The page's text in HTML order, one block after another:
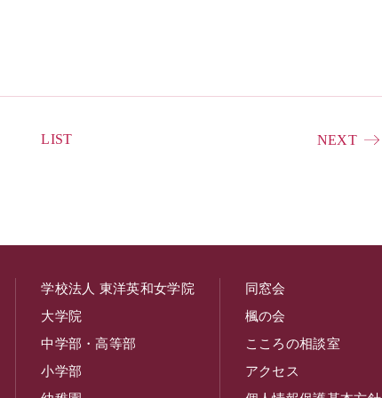
LIST NEXT
学校法人 東洋英和女学院
大学院
中学部・高等部
小学部
同窓会
楓の会
こころの相談室
アクセス